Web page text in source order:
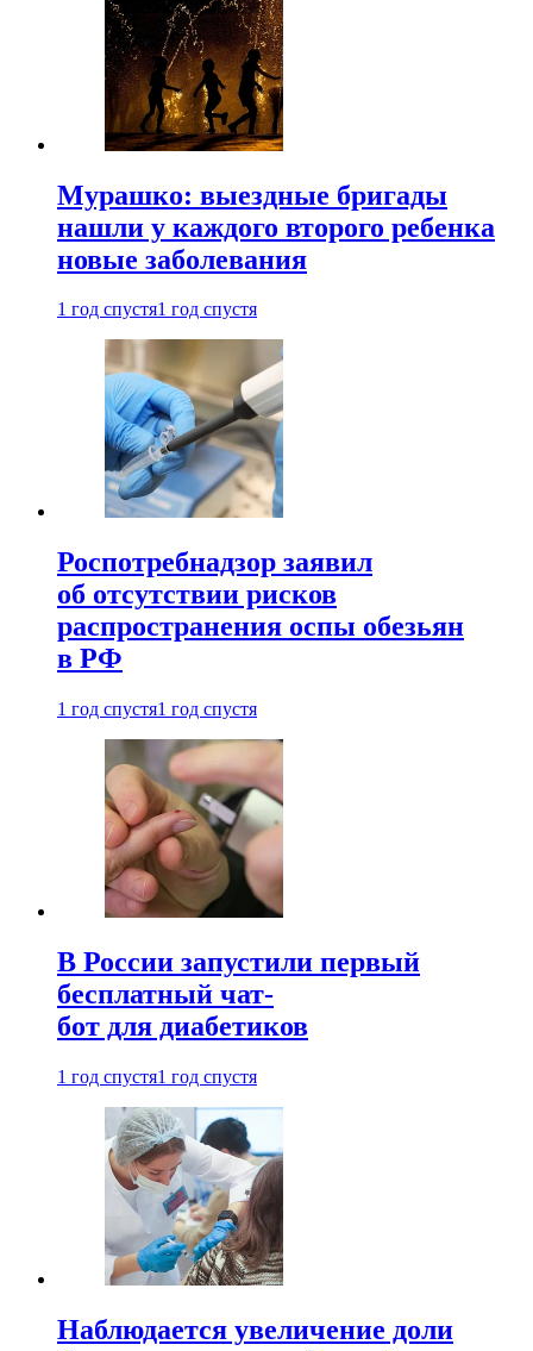
Мурашко: выездные бригады
нашли у каждого второго ребенка
новые заболевания
1 год спустя1 год спустя
Роспотребнадзор заявил
об отсутствии рисков
распространения оспы обезьян
в РФ
1 год спустя1 год спустя
В России запустили первый
бесплатный чат-
бот для диабетиков
1 год спустя1 год спустя
Наблюдается увеличение доли